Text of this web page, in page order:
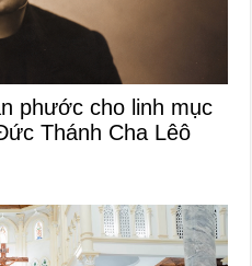
phước cho linh mục
Thánh Cha Lêô